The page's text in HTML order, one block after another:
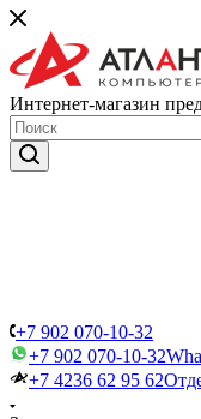
Интернет-магазин
+7 902 070-10-32
+7 902 070-10-32
+7 4236 62 95 62